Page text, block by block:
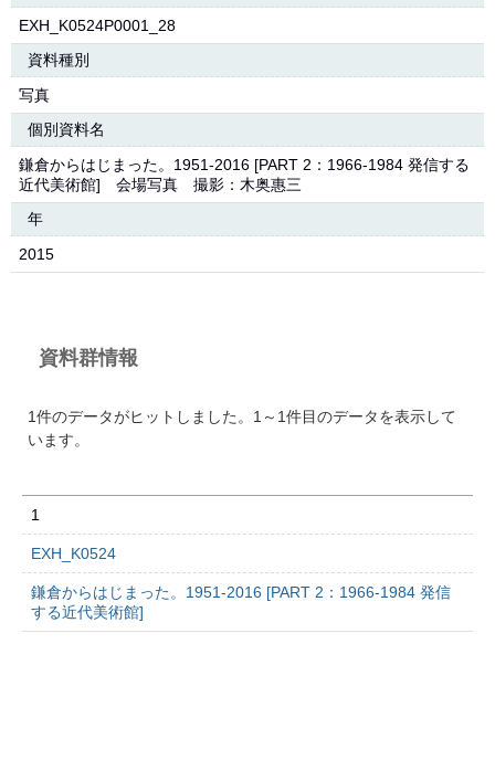
EXH_K0524P0001_28
資料種別
写真
個別資料名
鎌倉からはじまった。1951-2016 [PART 2：1966-1984 発信する
近代美術館] 会場写真 撮影：木奥惠三
年
2015
資料群情報
1件のデータがヒットしました。1～1件目のデータを表示して
います。
1
EXH_K0524
鎌倉からはじまった。1951-2016 [PART 2：1966-1984 発信
する近代美術館]